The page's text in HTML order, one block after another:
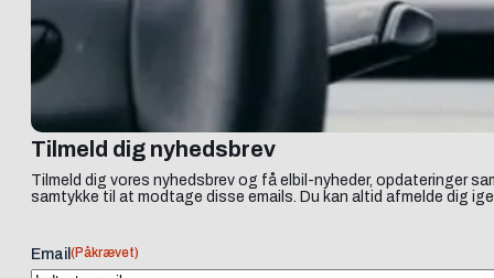
Tilmeld dig nyhedsbrev
Tilmeld dig vores nyhedsbrev og få elbil-nyheder, opdateringer
samtykke til at modtage disse emails. Du kan altid afmelde dig
Email (Påkrævet)